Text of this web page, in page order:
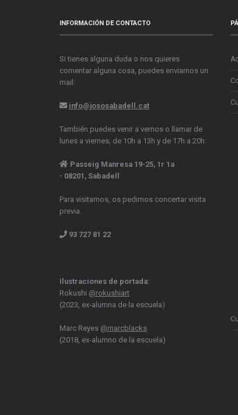
INFORMACIÓN DE CONTACTO
Si tienes alguna duda o nos quieres
comentar alguna cosa, puedes enviarnos un
mail:
info@jososabadell.cat
También puedes venir a vernos o llamar de
lunes a viernes, de 10h a 13h y de 17h a 20h:
Passeig Manresa 19-25, 1r 1a
- 08201, Sabadell
Para visitarnos, os pedimos concertar visita
previa.
93 727 81 22
Ilustraciones de portada:
Rokushi @rokushiart
(2023, ex-alumna de la escuela)
Marc Reyes @marcblacks
(2018, ex-alumno de la escuela)